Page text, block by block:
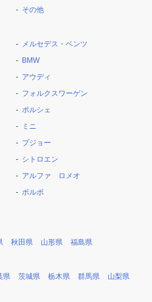
その他
メルセデス・ベンツ
BMW
アウディ
フォルクスワーゲン
ポルシェ
ミニ
プジョー
シトロエン
アルファ ロメオ
ボルボ
秋田県 山形県 福島県
県 茨城県 栃木県 群馬県 山梨県